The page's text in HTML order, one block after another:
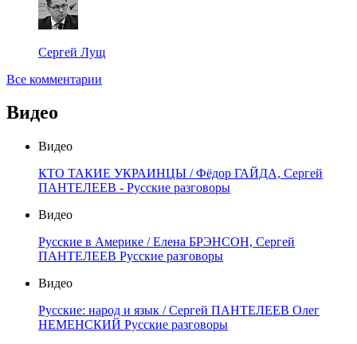
Сергей Лущ
Все комментарии
Видео
Видео
КТО ТАКИЕ УКРАИНЦЫ / Фёдор ГАЙДА, Сергей
ПАНТЕЛЕЕВ - Русские разговоры
Видео
Русские в Америке / Елена БРЭНСОН, Сергей
ПАНТЕЛЕЕВ Русские разговоры
Видео
Русские: народ и язык / Сергей ПАНТЕЛЕЕВ Олег
НЕМЕНСКИЙ Русские разговоры